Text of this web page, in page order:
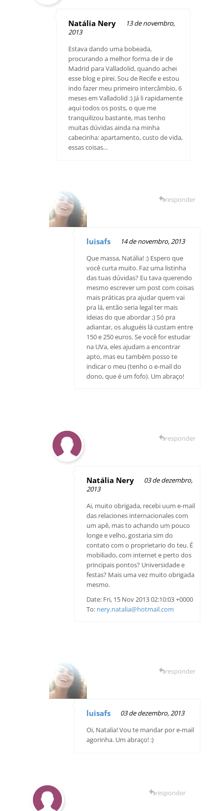
Natália Nery
13 de novembro,
2013
Estava dando uma bobeada,
procurando a melhor forma de ir de
Madrid para Valladolid, quando achei
esse blog e pirei. Sou de Recife e estou
indo fazer meu primeiro intercâmbio, 6
meses em Valladolid :) Já li rapidamente
aqui todos os posts, o que me
tranquilizou bastante, mas tenho
muitas dúvidas ainda na minha
cabecinha: apartamento, custo de vida,
essas coisas…
luisafs
14 de novembro, 2013
Que massa, Natália! :) Espero que
você curta muito. Faz uma listinha
das tuas dúvidas? Eu tava querendo
mesmo escrever um post com coisas
mais práticas pra ajudar quem vai
pra lá, então seria legal ter mais
ideias do que abordar ;) Só pra
adiantar, os aluguéis lá custam entre
150 e 250 euros. Se você for estudar
na UVa, eles ajudam a encontrar
apto, mas eu também posso te
indicar o meu (tenho o e-mail do
dono, que é um fofo). Um abraço!
responder
Natália Nery
03 de dezembro,
2013
Ai, muito obrigada, recebi uum e-mail
das relaciones internacionales com
um apê, mas to achando um pouco
longe e velho, gostaria sim do
contato com o proprietario do teu. É
mobiliado, com internet e perto dos
principais pontos? Universidade e
festas? Mais uma vez muito obrigada
mesmo.
Date: Fri, 15 Nov 2013 02:10:03 +0000
To: nery.natalia@hotmail.com
responder
luisafs
03 de dezembro, 2013
Oi, Natalia! Vou te mandar por e-mail
agorinha. Um abraço! :)
responder
responder